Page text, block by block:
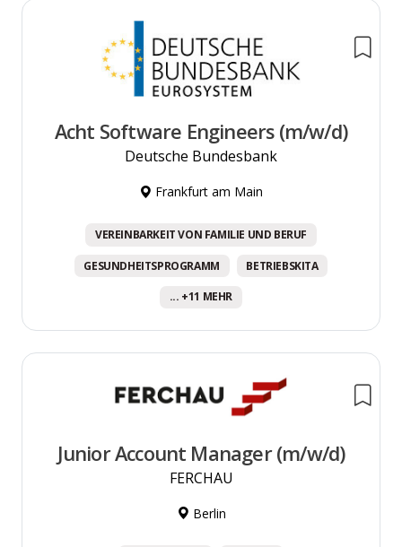
Acht Software Engineers (m/w/d)
Deutsche Bundesbank
Frankfurt am Main
VEREINBARKEIT VON FAMILIE UND BERUF
GESUNDHEITSPROGRAMM BETRIEBSKITA
... +11 MEHR
Junior Account Manager (m/w/d)
FERCHAU
Berlin